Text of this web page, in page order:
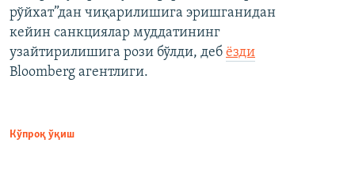
рўйхат”дан чиқарилишига эришганидан
кейин санкциялар муддатининг
узайтирилишига рози бўлди, деб ёзди
Bloomberg агентлиги.
Кўпроқ ўқиш